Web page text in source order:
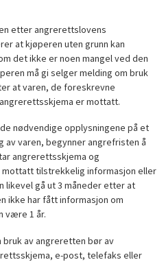
etter angrerettslovens
at kjøperen uten grunn kan
det ikke er noen mangel ved den
må gi selger melding om bruk
at varen, de foreskrevne
er mottatt.
nødvendige opplysningene på et
av varen, begynner angrefristen å
angrerettsskjema og
mottatt tilstrekkelig informasjon eller
gå ut 3 måneder etter at
ikke har fått informasjon om
være 1 år.
av angreretten bør av
e-post, telefaks eller